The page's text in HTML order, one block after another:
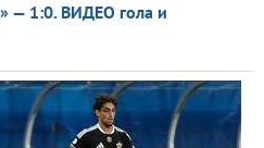
— 1:0. ВИДЕО гола и